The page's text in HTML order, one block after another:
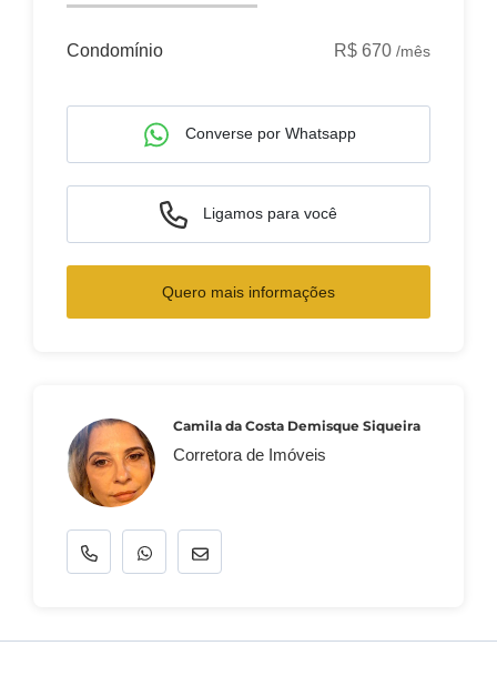
Condomínio R$ 670 /mês
Converse por Whatsapp
Ligamos para você
Quero mais informações
Camila da Costa Demisque Siqueira
Corretora de Imóveis